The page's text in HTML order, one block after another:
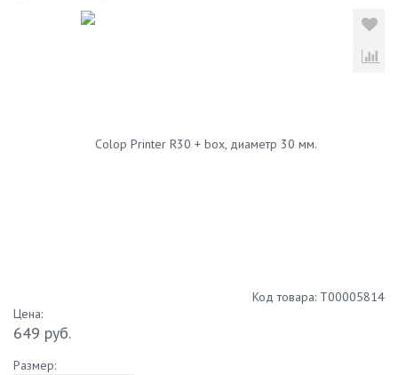
Код товара: Т00005814
Цена:
649 руб.
Размер: